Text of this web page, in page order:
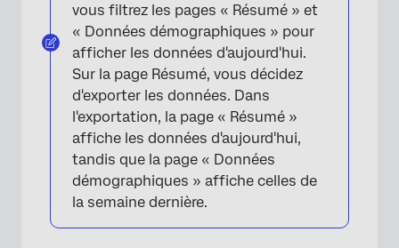
vous filtrez les pages « Résumé » et
« Données démographiques » pour
afficher les données d'aujourd'hui.
Sur la page Résumé, vous décidez
d'exporter les données. Dans
l'exportation, la page « Résumé »
affiche les données d'aujourd'hui,
tandis que la page « Données
démographiques » affiche celles de
la semaine dernière.